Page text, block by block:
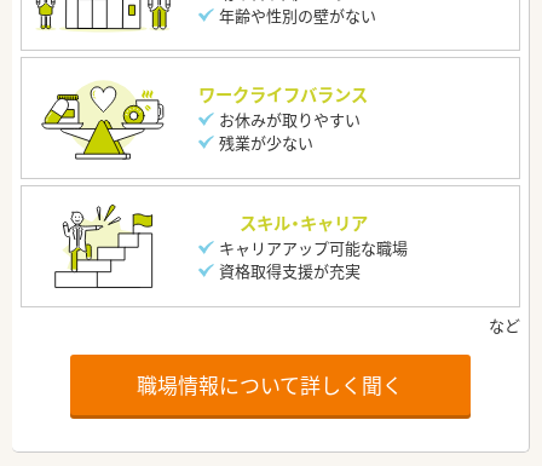
年齢や性別の壁がない
ワークライフバランス
お休みが取りやすい
残業が少ない
スキル・キャリア
キャリアアップ可能な職場
資格取得支援が充実
職場情報について詳しく聞く